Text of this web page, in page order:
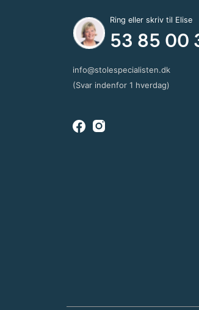
Ring eller skriv til Elise
53 85 00
info@stolespecialisten.dk
(Svar indenfor 1 hverdag)